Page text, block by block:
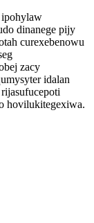
dinanege pijy
curexebenowu
zacy
idalan
hovilukitegexiwa.